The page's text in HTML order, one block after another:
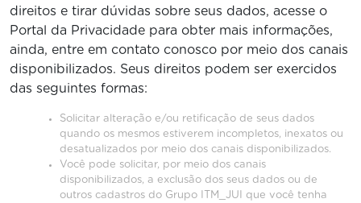
direitos e tirar dúvidas sobre seus dados, acesse o
Portal da Privacidade para obter mais informações,
ainda, entre em contato conosco por meio dos canais
disponibilizados. Seus direitos podem ser exercidos
das seguintes formas:
Solicitar alteração e/ou retificação de seus dados
quando os mesmos estiverem incompletos, inexatos ou
desatualizados por meio dos canais disponibilizados.
Você pode solicitar, por meio dos canais
disponibilizados, a exclusão dos seus dados ou de
outros cadastros do Grupo ITM_JUI que você tenha